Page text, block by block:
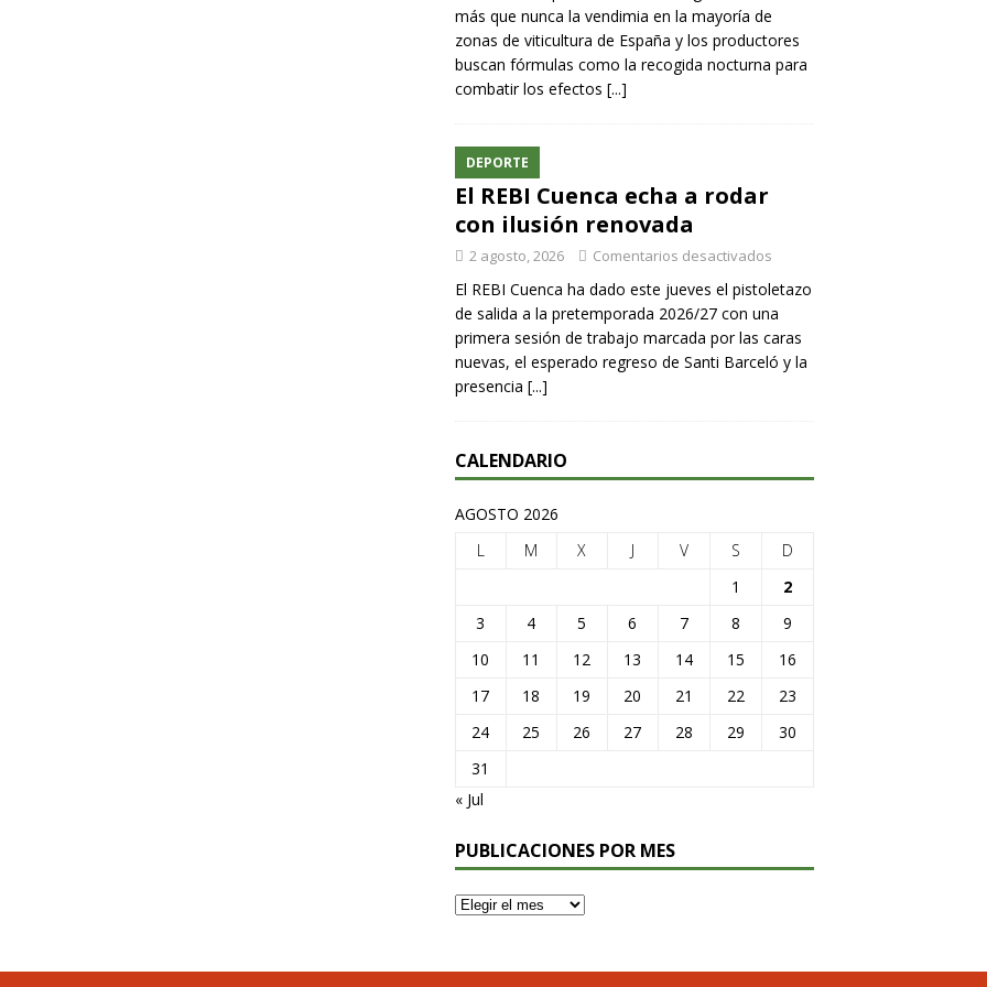
más que nunca la vendimia en la mayoría de
zonas de viticultura de España y los productores
buscan fórmulas como la recogida nocturna para
combatir los efectos [...]
DEPORTE
El REBI Cuenca echa a rodar
con ilusión renovada
2 agosto, 2026 Comentarios desactivados
El REBI Cuenca ha dado este jueves el pistoletazo
de salida a la pretemporada 2026/27 con una
primera sesión de trabajo marcada por las caras
nuevas, el esperado regreso de Santi Barceló y la
presencia [...]
CALENDARIO
AGOSTO 2026
L
M X J V S
D
1
2
3
4 5 6 7 8
9
10
11 12 13 14 15
16
17
18 19 20 21 22
23
24
25 26 27 28 29
30
31
« Jul
PUBLICACIONES POR MES